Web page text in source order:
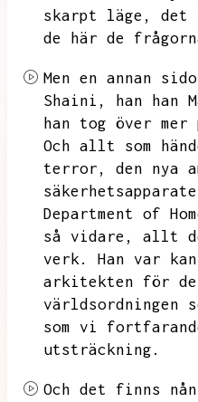
skarpt läge, det
de här de
Men en annan
Shaini, han han
han tog över mer
Och allt som
terror,
den nya
Department of
så vidare, allt
verk.
Han var
arkitekten för
världsordningen
som vi
utsträckning.
Och det finns